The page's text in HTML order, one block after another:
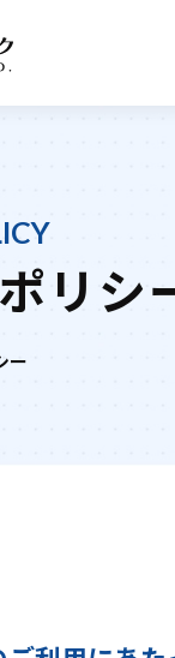
リシ
ー